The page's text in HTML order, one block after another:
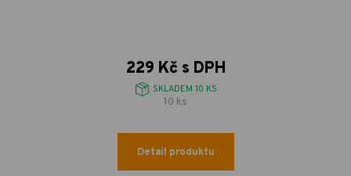
229 Kč s DPH
SKLADEM 10 KS
10 ks
Detail produktu